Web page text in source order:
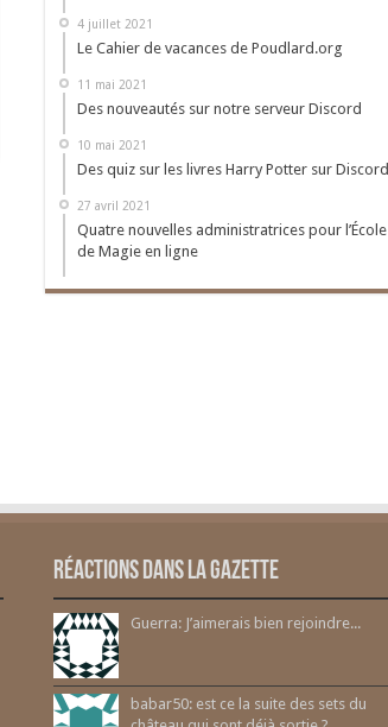
4 juillet 2021
Le Cahier de vacances de Poudlard.org
11 mai 2021
Des nouveautés sur notre serveur Discord
10 mai 2021
Des quiz sur les livres Harry Potter sur Discord
27 avril 2021
Quatre nouvelles administratrices pour l’École
de Magie en ligne
Réactions dans la gazette
Guerra: J’aimerais bien rejoindre...
babar50: est ce la suite des sets du